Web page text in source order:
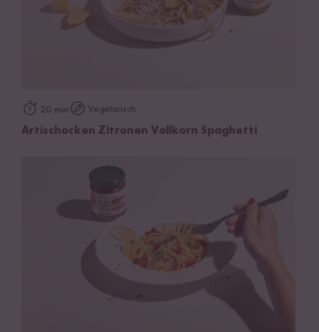
20 min Vegetarisch
Artischocken Zitronen Vollkorn Spaghetti